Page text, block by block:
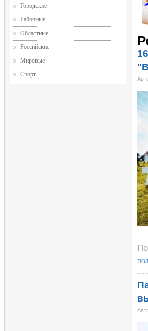
Городские
Районные
Областные
Российские
Мировые
Спорт